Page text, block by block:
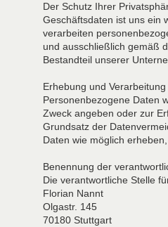
Der Schutz Ihrer
Geschäftsdaten ist uns ein
verarbeiten
und ausschließlich gemäß
Bestandteil unserer
Erhebung und
Personenbezogene Daten
Zweck angeben oder zur
Grundsatz der
Daten wie möglich
Benennung der
Die verantwortliche Stelle
Florian Nannt
Olgastr. 145
70180 Stuttgart